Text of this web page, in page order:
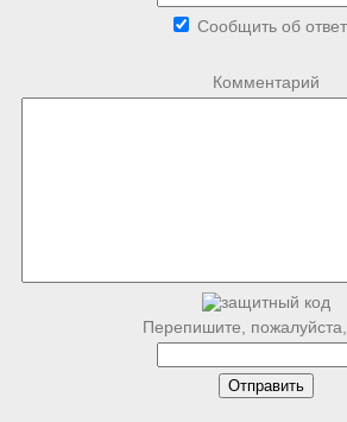
Сообщить об
Комментарий
Перепишите, пожалуйста,